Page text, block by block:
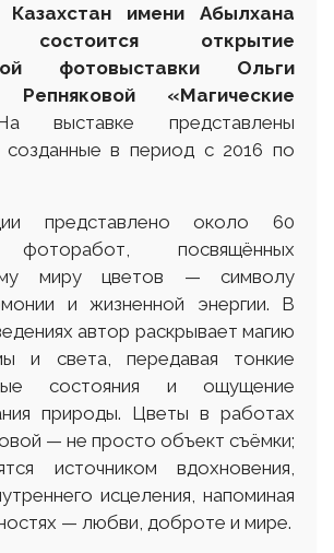
Казахстан имени Абылхана
состоится открытие
фотовыставки Ольги
Репняковой «Магические
выставке представлены
созданные в период с 2016 по
представлено около 60
фоторабот, посвящённых
миру цветов — символу
и жизненной энергии. В
автор раскрывает магию
и света, передавая тонкие
состояния и ощущение
природы. Цветы в работах
— не просто объект съёмки;
источником вдохновения,
исцеления, напоминая
— любви, доброте и мире.